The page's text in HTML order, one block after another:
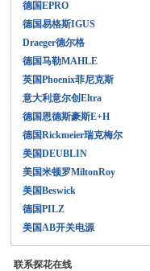
德国EPRO
德国易格斯IGUS
Draeger德尔格
德国马勒MAHLE
英国Phoenix菲尼克斯
意大利意尔创Eltra
德国恩德斯豪斯E+H
德国Rickmeier瑞克梅尔
美国DEUBLIN
美国米顿罗MiltonRoy
美国Beswick
德国PILZ
美国AB开关电源
联系探花在线